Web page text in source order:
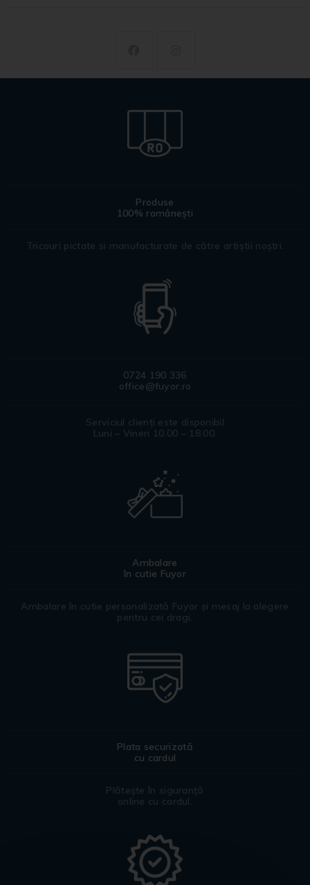
Produse
100% românești
Tricouri pictate si manufacturate de către artiștii noștri.
0724 190 336
office@fuyor.ro
Serviciul clienți este disponibil
Luni – Vineri 10.00 – 18.00.
Ambalare
în cutie Fuyor
Ambalare în cutie personalizată Fuyor și mesaj la alegere
pentru cei dragi.
Plata securizată
cu cardul
Plătește în siguranță
online cu cardul.